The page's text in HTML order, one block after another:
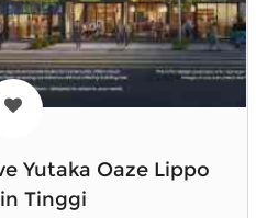
Yutaka Oaze Lippo
Tinggi